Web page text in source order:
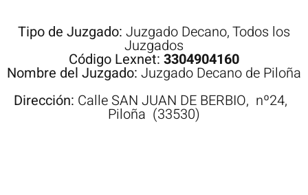
Tipo de Juzgado: Juzgado Decano,Todos los
Juzgados
Código Lexnet: 3304904160
Nombre del Juzgado: Juzgado Decano de Piloña
Dirección: Calle SAN JUAN DE BERBIO, nº24,
Piloña (33530)